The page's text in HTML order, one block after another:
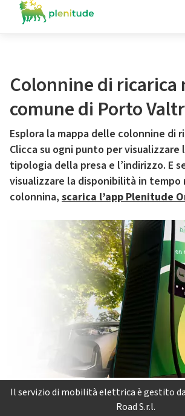
Colonnine di ricarica
comune di Porto
Esplora la mappa delle colonnine di
Clicca su ogni punto per
tipologia della presa e l’indirizzo. E
visualizzare la disponibilità in tempo
colonnina, scarica l’app Plenitude
Il servizio di mobilità elettrica è gestito
Road S.r.l.